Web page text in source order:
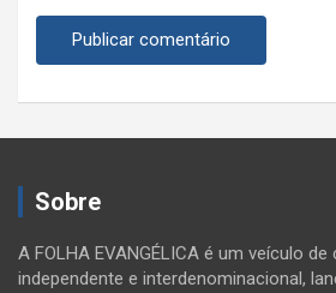
Sobre
A FOLHA EVANGÉLICA é um veículo
independente e interdenominacional,